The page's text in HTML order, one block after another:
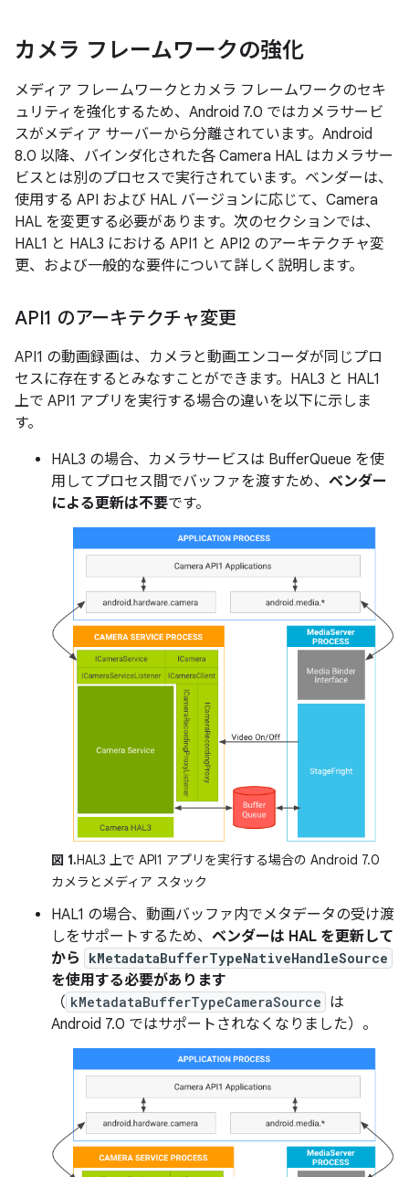
カメラ フレームワークの強化
メディア フレームワークとカメラ フレームワークのセキ
ュリティを強化するため、Android 7.0 ではカメラサービ
スがメディア サーバーから分離されています。Android
8.0 以降、バインダ化された各 Camera HAL はカメラサー
ビスとは別のプロセスで実行されています。ベンダーは、
使用する API および HAL バージョンに応じて、Camera
HAL を変更する必要があります。次のセクションでは、
HAL1 と HAL3 における API1 と API2 のアーキテクチャ変
更、および一般的な要件について詳しく説明します。
API1 のアーキテクチャ変更
API1 の動画録画は、カメラと動画エンコーダが同じプロ
セスに存在するとみなすことができます。HAL3 と HAL1
上で API1 アプリを実行する場合の違いを以下に示しま
す。
HAL3 の場合、カメラサービスは BufferQueue を使
用してプロセス間でバッファを渡すため、 ベンダー
による更新は不要です。
図 1.HAL3 上で API1 アプリを実行する場合の Android 7.0
カメラとメディア スタック
HAL1 の場合、動画バッファ内でメタデータの受け渡
しをサポートするため、 ベンダーは HAL を更新して
から
kMetadataBufferTypeNativeHandleSource
を使用する必要があります
（ kMetadataBufferTypeCameraSource は
Android 7.0 ではサポートされなくなりました）。